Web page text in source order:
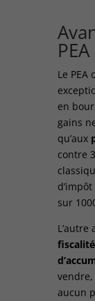
PEA
Le PEA
en
gains
qu’aux
contre
sur
L’autre
aucun